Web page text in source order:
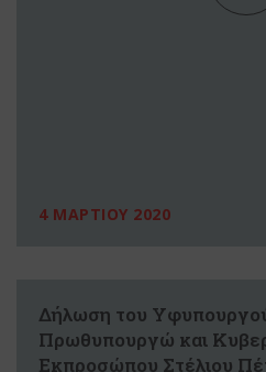
4 ΜΑΡΤΙΟΥ 2020
Δήλωση του
Πρωθυπουργώ και
Εκπροσώπου Στέλιου